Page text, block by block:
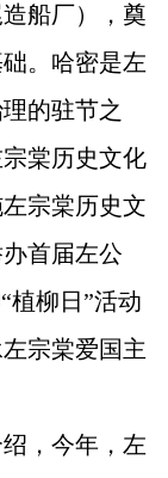
船厂），奠
。哈密是左
的驻节之
棠历史文化
宗棠历史文
首届左公
植柳日”活动
宗棠爱国主
，今年，左